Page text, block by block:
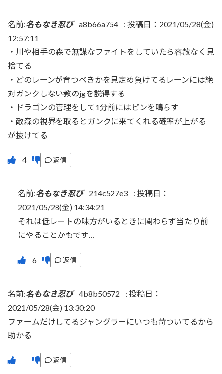
名前:名もなき忍び a8b66a754 : 投稿日：2021/05/28(金)
12:57:11
・川や相手の森で無謀なファイトをしていたら容赦なく見
捨てる
・どのレーンが育つべきかを見定め負けてるレーンには絶
対ガンクしない教のjgを説得する
・ドラゴンの管理をして1分前にはピンを鳴らす
・敵森の視界を取るとガンクに来てくれる確率が上がる
が抜けてる
返信
名前:名もなき忍び 214c527e3 : 投稿日：
2021/05/28(金) 14:34:21
それは低レートの味方がいるときに関わらず当たり前
にやることかもです…
返信
名前:名もなき忍び 4b8b50572 : 投稿日：
2021/05/28(金) 13:30:20
ファームだけしてるジャングラーにいつも苛ついてるから
助かる
返信